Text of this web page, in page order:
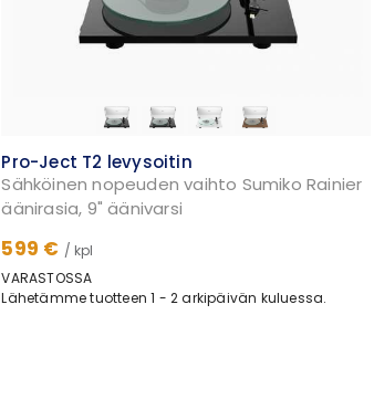
Pro-Ject T2 levysoitin
Sähköinen nopeuden vaihto Sumiko Rainier
äänirasia, 9" äänivarsi
599 € / kpl
VARASTOSSA
Lähetämme tuotteen 1 - 2 arkipäivän kuluessa.